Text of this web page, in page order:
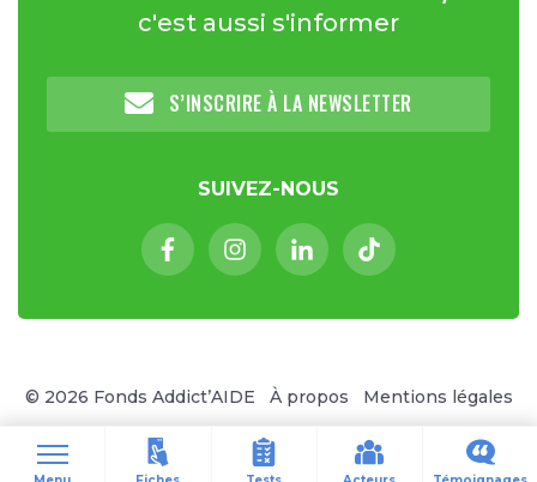
c'est aussi s'informer
S’INSCRIRE À LA NEWSLETTER
SUIVEZ-NOUS
Facebook (nouvelle fenêtre)
Instagram (nouvelle fenêtre)
Linkedin (nouvelle
Tiktok (nouvelle
© 2026 Fonds Addict’AIDE À propos
Mentions légales
Nous contacter
Cookies Site réalisé par Clair et Net